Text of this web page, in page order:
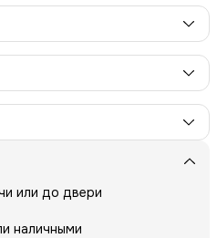
или до двери
наличными